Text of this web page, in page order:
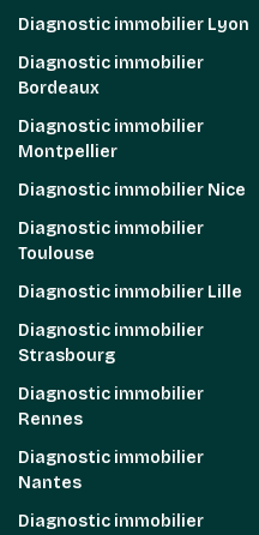
Diagnostic immobilier Lyon
Diagnostic immobilier
Bordeaux
Diagnostic immobilier
Montpellier
Diagnostic immobilier Nice
Diagnostic immobilier
Toulouse
Diagnostic immobilier Lille
Diagnostic immobilier
Strasbourg
Diagnostic immobilier
Rennes
Diagnostic immobilier
Nantes
Diagnostic immobilier